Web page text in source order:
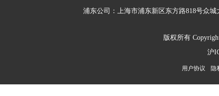
浦东公司：上海市浦东新区东方路818号众城
版权所有
沪
用户协议 隐